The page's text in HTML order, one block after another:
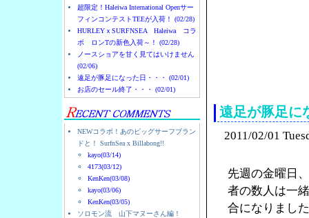
超限定！Haleiwa International Openサー
フィンコンテストTEEが入荷！ (02/28)
HURLEYｘSURFNSEA Haleiwa コラ
ボ ロンTの新色入荷～！ (02/28)
ノースショアを甘く見てはいけません
(02/06)
遠足が豚足になった日・・・ (02/01)
お店のセール終了・・・ (02/01)
NEWコラボ！あのビッグサーフブラン
ドと！ SurfnSea x Billabong!!
kayo(03/14)
4173(03/12)
KenKen(03/08)
kayo(03/06)
KenKen(03/05)
ソロモン流 山下マヌーさん編！
遠足が豚足に
2011/02/01
先週の金曜日
者の数人は一
合になりまし